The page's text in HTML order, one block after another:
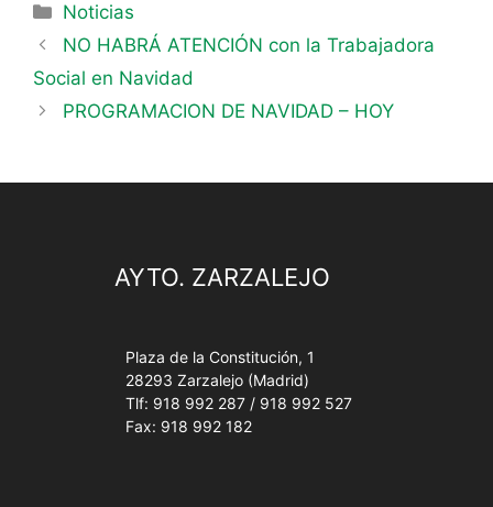
Noticias
NO HABRÁ ATENCIÓN con la Trabajadora
Social en Navidad
PROGRAMACION DE NAVIDAD – HOY
AYTO. ZARZALEJO
Plaza de la Constitución, 1
28293 Zarzalejo (Madrid)
Tlf: 918 992 287 / 918 992 527
Fax: 918 992 182